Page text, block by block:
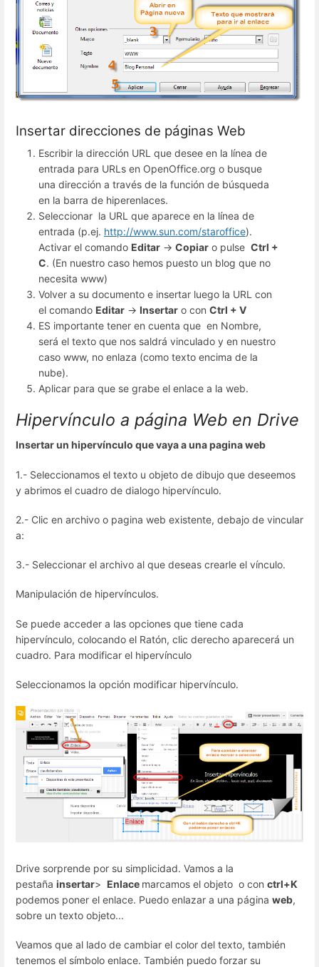
Insertar direcciones de páginas Web
Escribir la dirección URL que desee en la línea de
entrada para URLs en OpenOffice.org o busque
una dirección a través de la función de búsqueda
en la barra de hiperenlaces.
Seleccionar la URL que aparece en la línea de
entrada (p.ej. http://www.sun.com/staroffice).
Activar el comando Editar -> Copiar o pulse Ctrl +
C. (En nuestro caso hemos puesto un blog que no
necesita www)
Volver a su documento e insertar luego la URL con
el comando Editar -> Insertar o con Ctrl + V
ES importante tener en cuenta que en Nombre,
será el texto que nos saldrá vinculado y en nuestro
caso www, no enlaza (como texto encima de la
nube).
Aplicar para que se grabe el enlace a la web.
Hipervínculo a página Web en Drive
Insertar un hipervínculo que vaya a una pagina web
1.- Seleccionamos el texto u objeto de dibujo que deseemos
y abrimos el cuadro de dialogo hipervínculo.
2.- Clic en archivo o pagina web existente, debajo de vincular
a:
3.- Seleccionar el archivo al que deseas crearle el vínculo.
Manipulación de hipervínculos.
Se puede acceder a las opciones que tiene cada
hipervínculo, colocando el Ratón, clic derecho aparecerá un
cuadro. Para modificar el hipervínculo
Seleccionamos la opción modificar hipervínculo.
Drive sorprende por su simplicidad. Vamos a la
pestaña insertar> Enlace marcamos el objeto o con ctrl+K
podemos poner el enlace. Puedo enlazar a una página web,
sobre un texto objeto...
Veamos que al lado de cambiar el color del texto, también
tenemos el símbolo enlace. También puedo forzar su